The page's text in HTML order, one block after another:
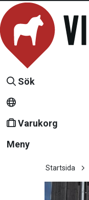
Sök
Varukorg
Meny
Startsida